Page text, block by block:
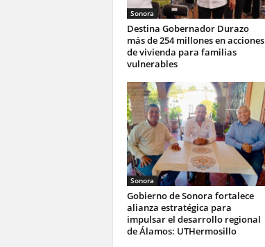
Sonora
Destina Gobernador Durazo
más de 254 millones en acciones
de vivienda para familias
vulnerables
Sonora
Gobierno de Sonora fortalece
alianza estratégica para
impulsar el desarrollo regional
de Álamos: UTHermosillo